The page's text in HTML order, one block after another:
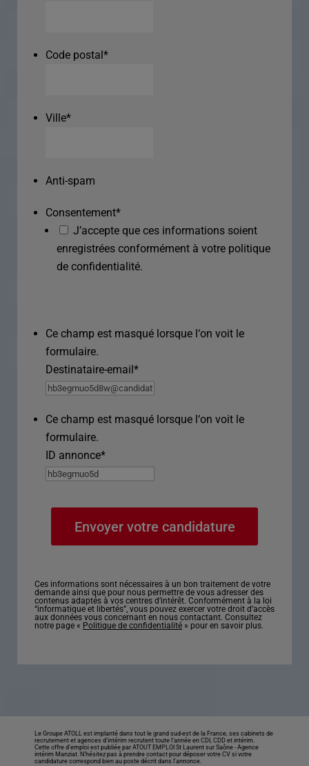
Code postal*
Ville*
Anti-spam
Consentement*
J’accepte que ces informations soient
enregistrées conformément à votre politique
de confidentialité.
Ce champ est masqué lorsque l‘on voit le
formulaire.
Destinataire-email*
Ce champ est masqué lorsque l‘on voit le
formulaire.
ID annonce*
Ces informations sont nécessaires à un bon traitement de votre
demande ainsi que pour nous permettre de vous adresser des
contenus adaptés à vos centres d’intérêt. Conformément à la loi
“informatique et libertés”, vous pouvez exercer votre droit d’accès
aux données vous concernant en nous contactant. Consultez
notre page « Politique de confidentialité » pour en savoir plus.
Le Groupe ATOLL est implanté dans tout le grand sud-est de la France, ses cabinets de
recrutement et agences d’intérim recrutent toute l’année en CDI, CDD et intérim.
Cette offre d’emploi est publiée par ATOUT EMPLOI St Laurent sur Saône -Agence
intérim Manziat. N’hésitez pas à prendre contact pour déposer votre CV si votre
candidature correspond bien au poste décrit dans l'annonce.